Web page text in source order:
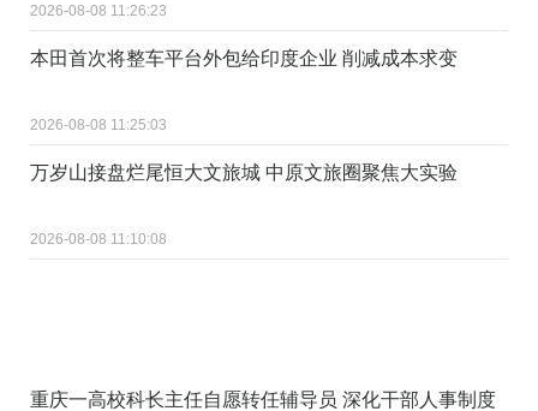
2026-08-08 11:26:23
本田首次将整车平台外包给印度企业 削减成本求变
2026-08-08 11:25:03
万岁山接盘烂尾恒大文旅城 中原文旅圈聚焦大实验
2026-08-08 11:10:08
重庆一高校科长主任自愿转任辅导员 深化干部人事制度